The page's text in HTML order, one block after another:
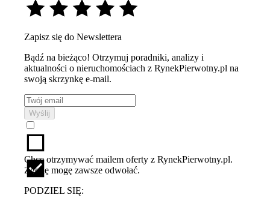
Zapisz się do Newslettera
Bądź na bieżąco! Otrzymuj poradniki, analizy i
aktualności o nieruchomościach z RynekPierwotny.pl na
swoją skrzynkę e-mail.
Wyślij
Chcę otrzymywać mailem oferty z RynekPierwotny.pl.
Zgodę mogę zawsze odwołać.
PODZIEL SIĘ: